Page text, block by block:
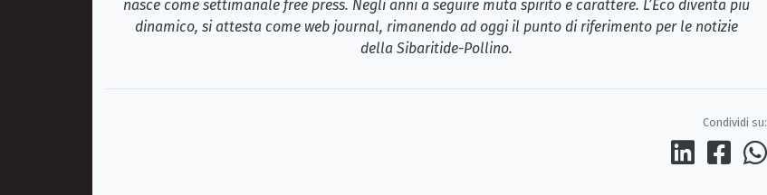
nasce come settimanale free press. Negli anni a seguire muta spirito e carattere. L’Eco diventa più
dinamico, si attesta come web journal, rimanendo ad oggi il punto di riferimento per le notizie
della Sibaritide-Pollino.
Condividi su: